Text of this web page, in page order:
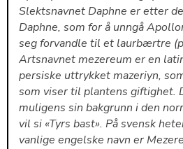
Slektsnavnet Daphne er etter
Daphne, som for å unngå
seg forvandle til et laurbærtre
Artsnavnet mezereum er en
persiske uttrykket mazeriyn,
som viser til plantens giftighet.
muligens sin bakgrunn i den
vil si «Tyrs bast». På svensk
vanlige engelske navn er